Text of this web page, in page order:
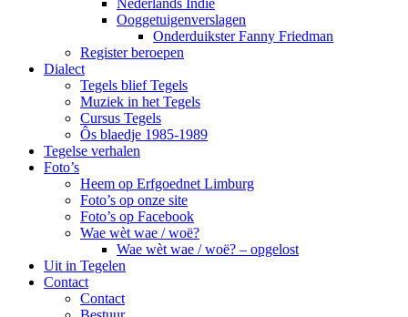
Nederlands Indië
Ooggetuigenverslagen
Onderduikster Fanny Friedman
Register beroepen
Dialect
Tegels blief Tegels
Muziek in het Tegels
Cursus Tegels
Ôs blaedje 1985-1989
Tegelse verhalen
Foto’s
Heem op Erfgoednet Limburg
Foto’s op onze site
Foto’s op Facebook
Wae wèt wae / woë?
Wae wèt wae / woë? – opgelost
Uit in Tegelen
Contact
Contact